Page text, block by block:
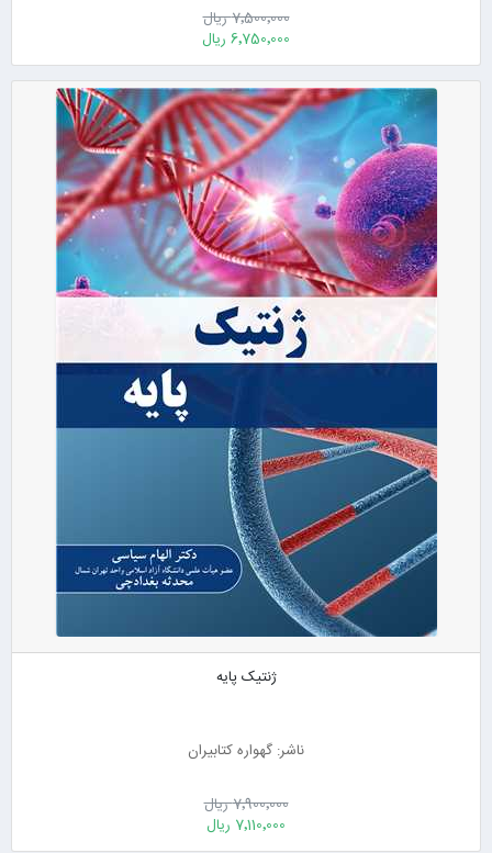
7٬500٬000 ریال
6٬750٬000 ریال
ژنتیک پایه
ناشر: گهواره کتابیران
7٬900٬000 ریال
7٬110٬000 ریال